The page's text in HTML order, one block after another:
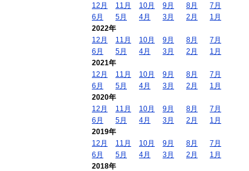
12月
11月 10月 9月 8月
7月
6月
5月 4月 3月 2月
1月
2022年
12月
11月 10月 9月 8月
7月
6月
5月 4月 3月 2月
1月
2021年
12月
11月 10月 9月 8月
7月
6月
5月 4月 3月 2月
1月
2020年
12月
11月 10月 9月 8月
7月
6月
5月 4月 3月 2月
1月
2019年
12月
11月 10月 9月 8月
7月
6月
5月 4月 3月 2月
1月
2018年